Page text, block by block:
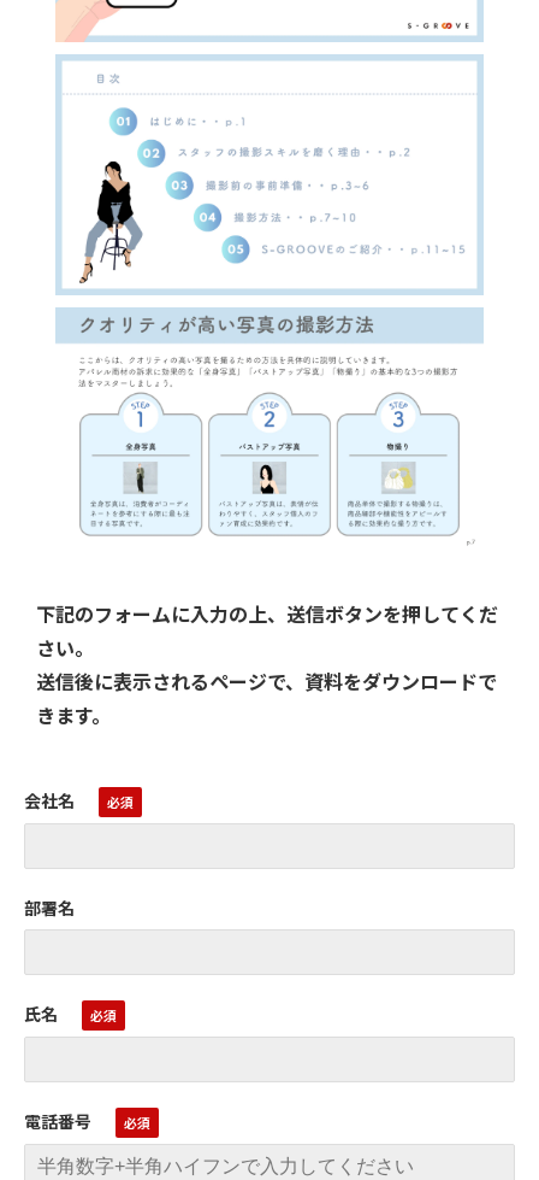
下記のフォームに入力の上、送信ボタンを押してくだ
さい。
送信後に表示されるページで、資料をダウンロードで
きます。
会社名
部署名
氏名
電話番号